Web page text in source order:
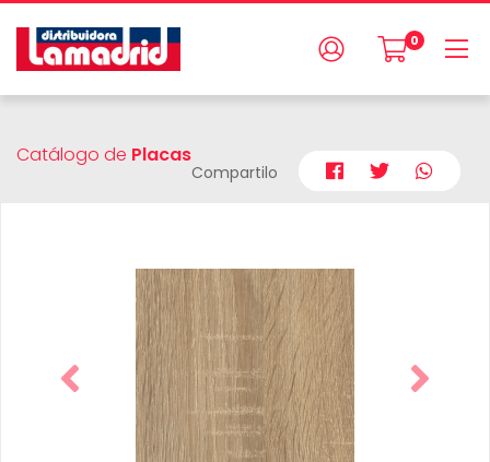
0
Catálogo de Placas
Compartilo